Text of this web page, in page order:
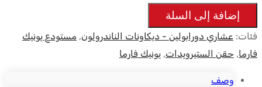
-
UNIQUE-
PHARMA
إضافة إلى السلة
فئات: عشاري دورابولين - ديكاونات الناندرولون, مستودع يونيك
فارما, حقن الستيرويدات, يونيك فارما
وصف